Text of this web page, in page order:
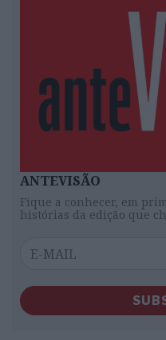
ANTEVISÃO
Fique a conhecer, em
histórias da edição que